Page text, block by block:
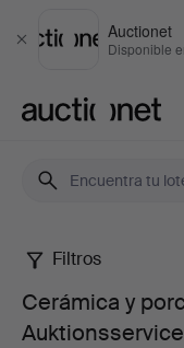
Cerrar
Auctionet
Disponible
Cerámica
Filtros
Cerámica y
Auktionsservice